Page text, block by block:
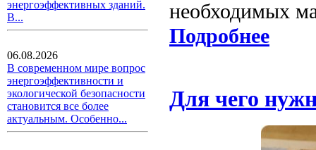
энергоэффективных зданий.
В...
06.08.2026
В современном мире вопрос
энергоэффективности и
экологической безопасности
становится все более
актуальным. Особенно...
необходимых
Подробнее
Для чего